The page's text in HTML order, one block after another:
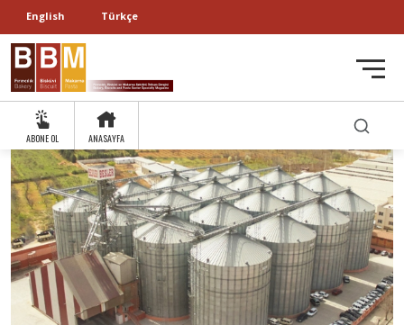
English Türkçe
ABONE OL ANASAYFA